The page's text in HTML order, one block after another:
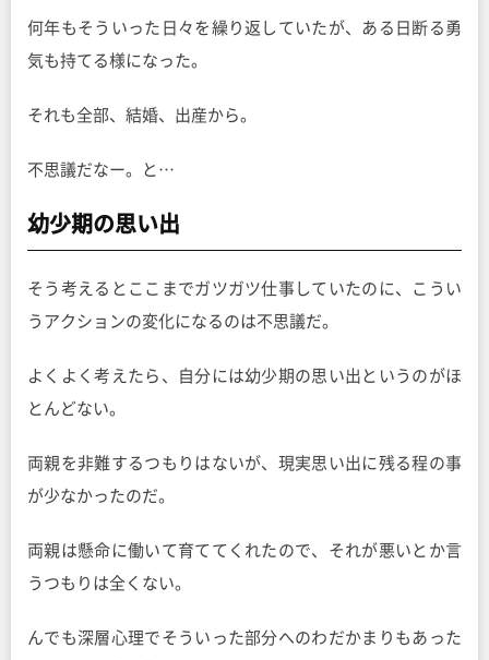
何年もそういった日々を繰り返していたが、ある日断る勇
気も持てる様になった。
それも全部、結婚、出産から。
不思議だなー。と…
幼少期の思い出
そう考えるとここまでガツガツ仕事していたのに、こうい
うアクションの変化になるのは不思議だ。
よくよく考えたら、自分には幼少期の思い出というのがほ
とんどない。
両親を非難するつもりはないが、現実思い出に残る程の事
が少なかったのだ。
両親は懸命に働いて育ててくれたので、それが悪いとか言
うつもりは全くない。
んでも深層心理でそういった部分へのわだかまりもあった